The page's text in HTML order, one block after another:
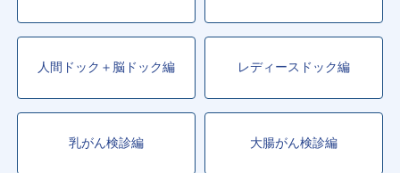
人間ドック＋脳ドック編 レディースドック編
乳がん検診編 大腸がん検診編